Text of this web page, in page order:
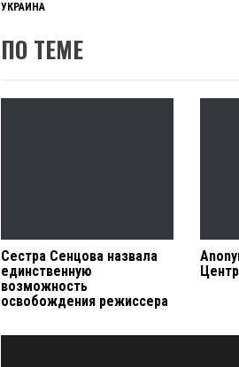
УКРАИНА
ПО ТЕМЕ
Сестра Сенцова назвала
единственную
возможность
освобождения режиссера
Навигация